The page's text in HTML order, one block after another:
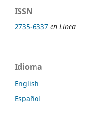
ISSN
2735-6337 en Linea
Idioma
English
Español